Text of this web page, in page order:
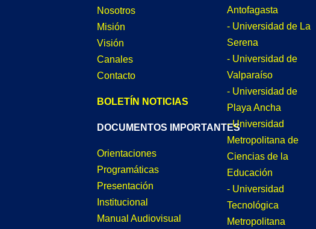
Nosotros
Misión
Visión
Canales
Contacto
BOLETÍN NOTICIAS
DOCUMENTOS IMPORTANTES
Orientaciones
Programáticas
Presentación
Institucional
Manual Audiovisual
Antofagasta
- Universidad de La
Serena
- Universidad de
Valparaíso
- Universidad de
Playa Ancha
- Universidad
Metropolitana de
Ciencias de la
Educación
- Universidad
Tecnológica
Metropolitana